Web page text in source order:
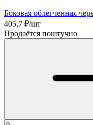
Боковая облегченная
405,7 ₽/шт
Продаётся поштучно